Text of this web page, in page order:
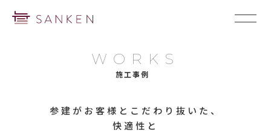
WORKS
施工事例
参建がお客様とこだわり抜いた、
快適性と